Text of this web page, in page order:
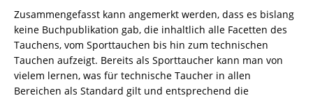
Zusammengefasst kann angemerkt werden, dass es bislang
keine Buchpublikation gab, die inhaltlich alle Facetten des
Tauchens, vom Sporttauchen bis hin zum technischen
Tauchen aufzeigt. Bereits als Sporttaucher kann man von
vielem lernen, was für technische Taucher in allen
Bereichen als Standard gilt und entsprechend die